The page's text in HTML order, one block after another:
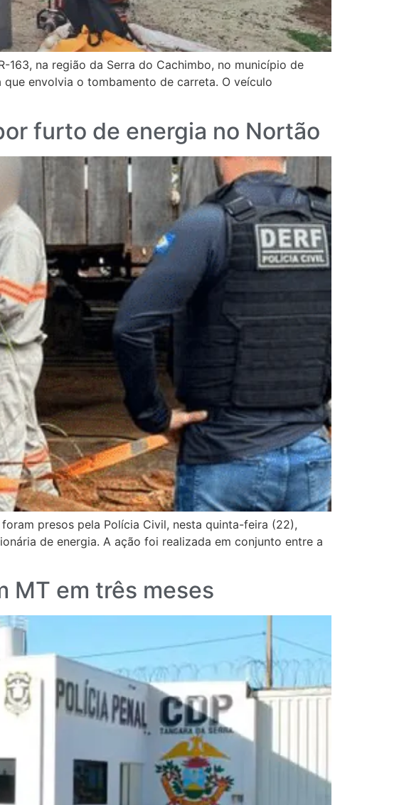
na região da Serra do Cachimbo, no município de
envolvia o tombamento de carreta. O veículo
furto de energia no Nortão
presos pela Polícia Civil, nesta quinta-feira (22),
de energia. A ação foi realizada em conjunto entre a
MT em três meses